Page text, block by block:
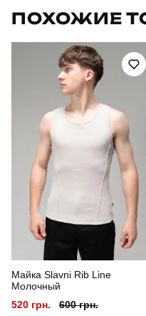
Призначення
Сезон
Склад тканини
ПОХОЖИЕ
Майка Slavni Rib Line
Молочный
520 грн.
600 грн.